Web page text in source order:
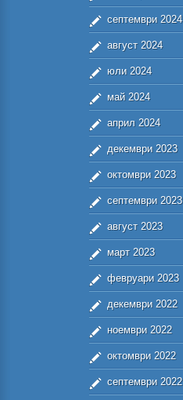
септември 2024
август 2024
юли 2024
май 2024
април 2024
декември 2023
октомври 2023
септември 2023
август 2023
март 2023
февруари 2023
декември 2022
ноември 2022
октомври 2022
септември 2022